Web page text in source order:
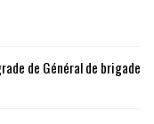
de Général de brigade